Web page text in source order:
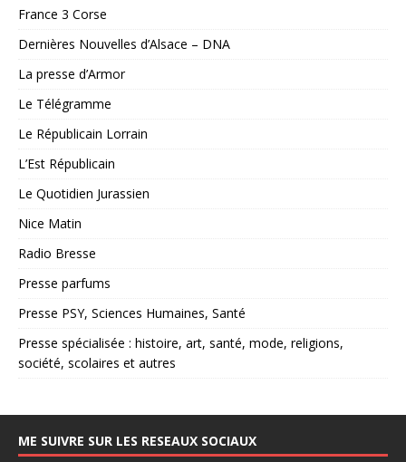
France 3 Corse
Dernières Nouvelles d’Alsace – DNA
La presse d’Armor
Le Télégramme
Le Républicain Lorrain
L’Est Républicain
Le Quotidien Jurassien
Nice Matin
Radio Bresse
Presse parfums
Presse PSY, Sciences Humaines, Santé
Presse spécialisée : histoire, art, santé, mode, religions,
société, scolaires et autres
ME SUIVRE SUR LES RESEAUX SOCIAUX